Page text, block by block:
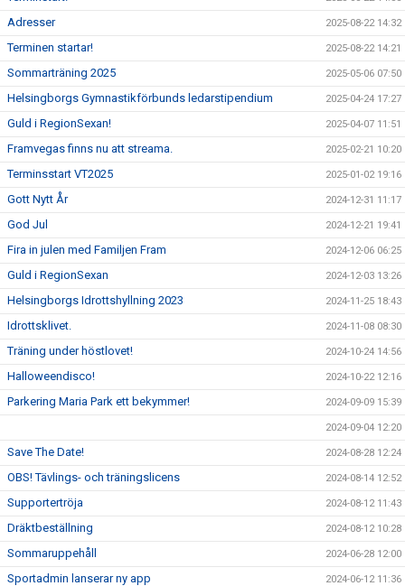
Adresser 2025-08-22 14:32
Terminen startar! 2025-08-22 14:21
Sommarträning 2025 2025-05-06 07:50
Helsingborgs Gymnastikförbunds ledarstipendium 2025-04-24 17:27
Guld i RegionSexan! 2025-04-07 11:51
Framvegas finns nu att streama. 2025-02-21 10:20
Terminsstart VT2025 2025-01-02 19:16
Gott Nytt År 2024-12-31 11:17
God Jul 2024-12-21 19:41
Fira in julen med Familjen Fram 2024-12-06 06:25
Guld i RegionSexan 2024-12-03 13:26
Helsingborgs Idrottshyllning 2023 2024-11-25 18:43
Idrottsklivet. 2024-11-08 08:30
Träning under höstlovet! 2024-10-24 14:56
Halloweendisco! 2024-10-22 12:16
Parkering Maria Park ett bekymmer! 2024-09-09 15:39
2024-09-04 12:20
Save The Date! 2024-08-28 12:24
OBS! Tävlings- och träningslicens 2024-08-14 12:52
Supportertröja 2024-08-12 11:43
Dräktbeställning 2024-08-12 10:28
Sommaruppehåll 2024-06-28 12:00
Sportadmin lanserar ny app 2024-06-12 11:36